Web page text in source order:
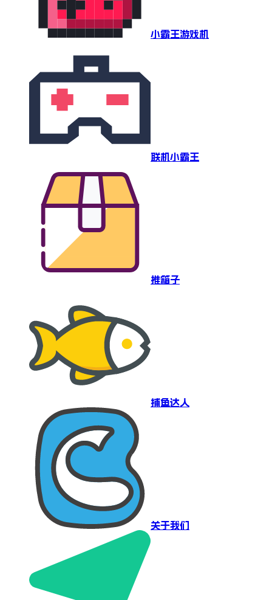
小霸王游戏机
联机小霸王
推箱子
捕鱼达人
关于我们